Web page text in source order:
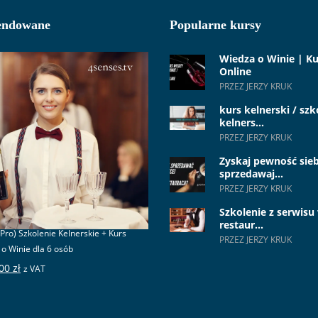
Szkolenie Kelnerskie + Kurs
Winie dla 6 osób
zł z VAT
Popularne kursy
Wiedza o Winie |
Online
PRZEZ JERZY KRUK
kurs kelnerski /
kelners...
PRZEZ JERZY KRUK
Zyskaj pewność
sprzedawaj...
PRZEZ JERZY KRUK
Szkolenie z
restaur...
PRZEZ JERZY KRUK